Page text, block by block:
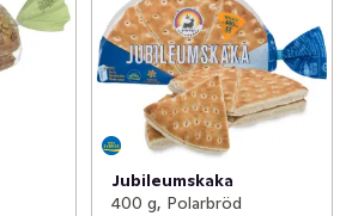
Jubileumskaka
400 g, Polarbröd